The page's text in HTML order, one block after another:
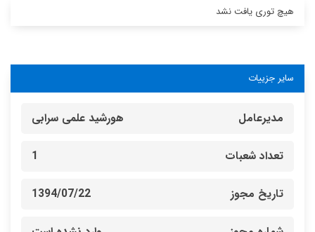
هیچ توری یافت نشد
سایر جزییات
مدیرعامل هورشید علمی سرابی
تعداد شعبات 1
تاریخ مجوز 1394/07/22